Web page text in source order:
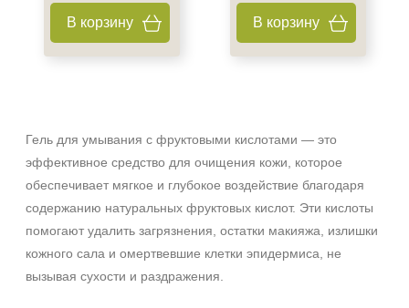
Жирная
Комбинированная
После 20
Действие
Восстановление
Обновление
Осветление
В корзину В корзину
Гель для умывания с фруктовыми кислотами — это
эффективное средство для очищения кожи, которое
обеспечивает мягкое и глубокое воздействие благодаря
содержанию натуральных фруктовых кислот. Эти кислоты
помогают удалить загрязнения, остатки макияжа, излишки
кожного сала и омертвевшие клетки эпидермиса, не
вызывая сухости и раздражения.